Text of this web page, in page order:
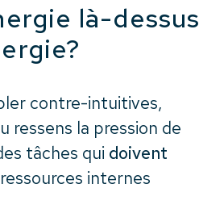
là-dessus
contre-intuitives,
la pression de
tâches qui doivent
internes